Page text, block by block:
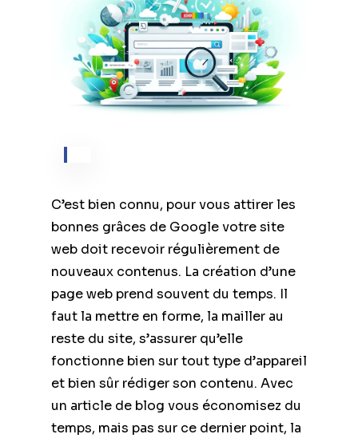
C’est bien connu, pour vous attirer les
bonnes grâces de Google votre site
web doit recevoir régulièrement de
nouveaux contenus. La création d’une
page web prend souvent du temps. Il
faut la mettre en forme, la mailler au
reste du site, s’assurer qu’elle
fonctionne bien sur tout type d’appareil
et bien sûr rédiger son contenu. Avec
un article de blog vous économisez du
temps, mais pas sur ce dernier point, la